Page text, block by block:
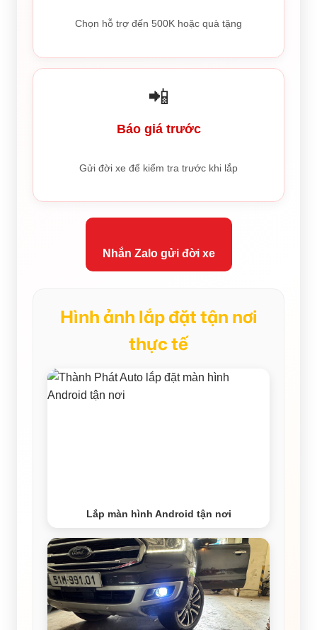
Chọn hỗ trợ đến 500K hoặc quà tặng
📲
Báo giá trước
Gửi đời xe để kiểm tra trước khi lắp
Nhắn Zalo gửi đời xe
Hình ảnh lắp đặt tận nơi
thực tế
Lắp màn hình Android tận nơi